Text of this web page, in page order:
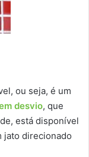
ou seja, é um
desvio, que
está disponível
jato direcionado